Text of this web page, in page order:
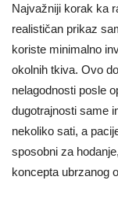
Najvažniji korak ka
realističan prikaz
koriste minimalno
okolnih tkiva. Ovo
nelagodnosti posle
dugotrajnosti same
nekoliko sati, a
sposobni za
koncepta ubrzanog